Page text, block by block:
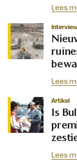
Lees
Interview
Lees
Artikel
Is
Lees